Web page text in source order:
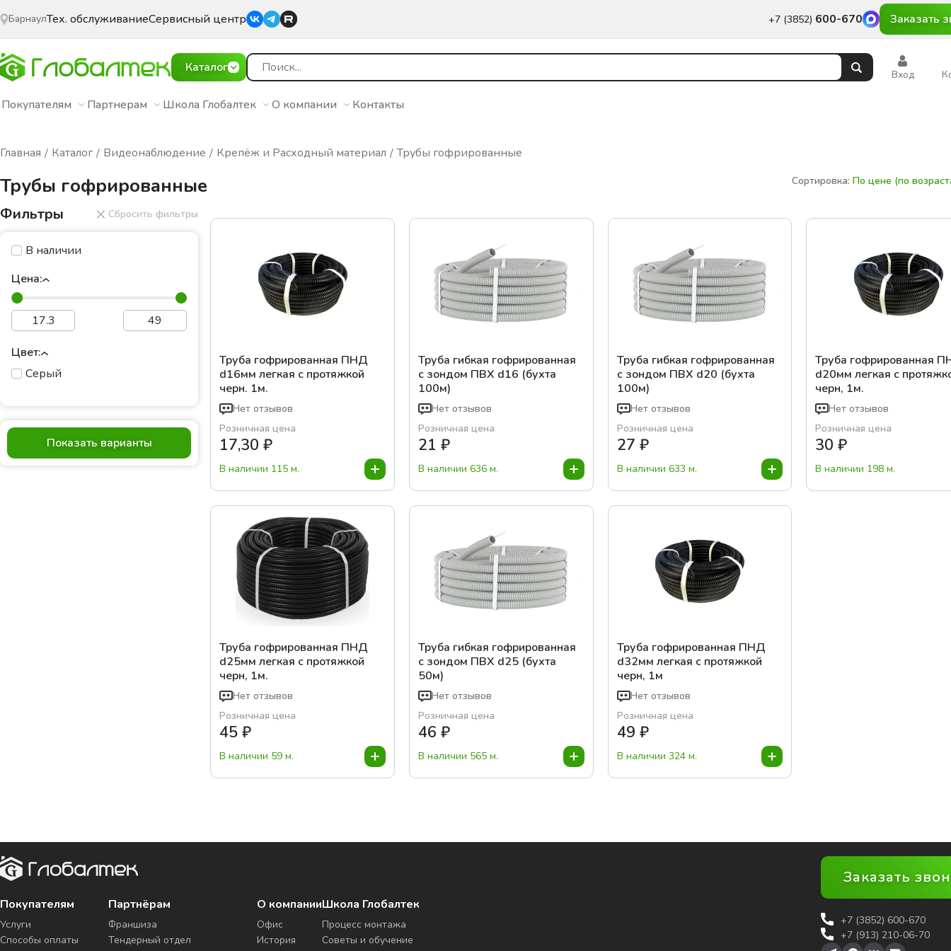
БарнаулТех. обслуживаниеСервисный центр +7 (3852) 600-670 Заказать
Каталог Вход
Покупателям Партнерам Школа Глобалтек О компании Контакты
Главная Каталог Видеонаблюдение Крепёж и Расходный материал Трубы гофрированные
Трубы гофрированные Сортировка: По цене (по
Фильтры Сбросить фильтры
В наличии
Цена:
Цвет:
Серый
Показать варианты
Труба гофрированная ПНД
d16мм легкая с протяжкой
черн. 1м.
Нет отзывов
Розничная цена
17,30 ₽
В наличии 115 м.
Труба гибкая гофрированная
с зондом ПВХ d16 (бухта
100м)
Нет отзывов
Розничная цена
21 ₽
В наличии 636 м.
Труба гибкая гофрированная
с зондом ПВХ d20 (бухта
100м)
Нет отзывов
Розничная цена
27 ₽
В наличии 633 м.
Труба гофрированная
d20мм легкая с
черн, 1м.
Нет отзывов
Розничная цена
30 ₽
В наличии 198 м.
Труба гофрированная ПНД
d25мм легкая с протяжкой
черн, 1м.
Нет отзывов
Розничная цена
45 ₽
В наличии 59 м.
Труба гибкая гофрированная
с зондом ПВХ d25 (бухта
50м)
Нет отзывов
Розничная цена
46 ₽
В наличии 565 м.
Труба гофрированная ПНД
d32мм легкая с протяжкой
черн, 1м
Нет отзывов
Розничная цена
49 ₽
В наличии 324 м.
Покупателям
Услуги
Способы оплаты
Партнёрам
Франшиза
Тендерный отдел
О компании
Офис
История
Школа Глобалтек
Процесс монтажа
Советы и обучение
Заказать
+7 (3852) 600-670
+7 (913) 210-06-70